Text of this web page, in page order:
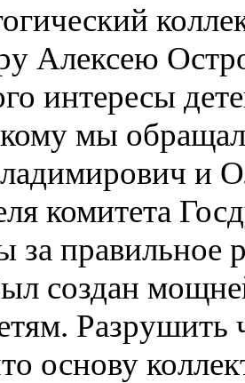
Алексею
интересы
мы
и
комитета
за
создан
Разрушить
основу